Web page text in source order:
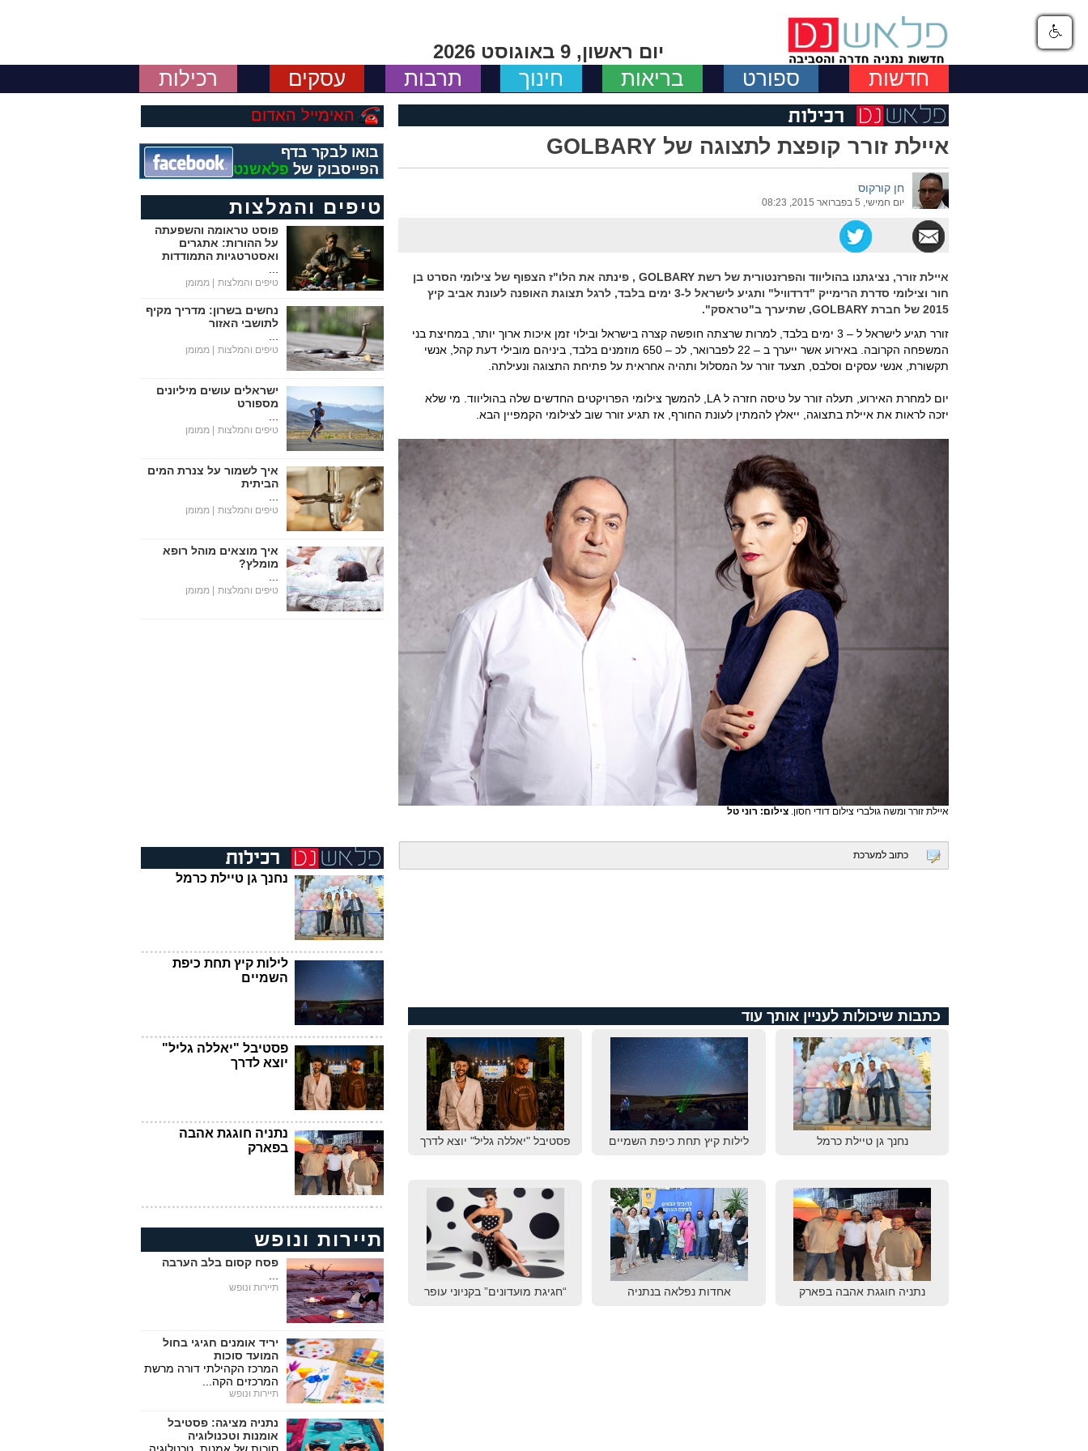
יום ראשון, 9 באוגוסט 2026
חדשות ספורט בריאות חינוך תרבות עסקים רכילות
איילת זורר קופצת לתצוגה של GOLBARY
חן קורקוס
יום חמישי, 5 בפברואר 2015, 08:23
איילת זורר, נציגתנו בהוליווד והפרזנטורית של רשת GOLBARY , פינתה את הלו"ז הצפוף של צילומי הסרט בן
חור וצילומי סדרת הרימייק "דרדוויל" ותגיע לישראל ל-3 ימים בלבד, לרגל תצוגת האופנה לעונת אביב קיץ
2015 של חברת GOLBARY, שתיערך ב"טראסק".
זורר תגיע לישראל ל – 3 ימים בלבד, למרות שרצתה חופשה קצרה בישראל ובילוי זמן איכות ארוך יותר, במחיצת בני
המשפחה הקרובה. באירוע אשר ייערך ב – 22 לפברואר, לכ – 650 מוזמנים בלבד, ביניהם מובילי דעת קהל, אנשי
תקשורת, אנשי עסקים וסלבס, תצעד זורר על המסלול ותהיה אחראית על פתיחת התצוגה ונעילתה.
יום למחרת האירוע, תעלה זורר על טיסה חזרה ל LA, להמשך צילומי הפרויקטים החדשים שלה בהוליווד. מי שלא
יזכה לראות את איילת בתצוגה, ייאלץ להמתין לעונת החורף, אז תגיע זורר שוב לצילומי הקמפיין הבא.
איילת זורר ומשה גולברי צילום דודי חסון. צילום: רוני טל
כתוב למערכת
כתבות שיכולות לעניין אותך עוד
נחנך גן טיילת כרמל לילות קיץ תחת כיפת השמיים פסטיבל "יאללה גליל" יוצא לדרך
נתניה חוגגת אהבה בפארק אחדות נפלאה בנתניה “חגיגת מועדונים” בקניוני עופר
האימייל האדום
בואו לבקר בדף
הפייסבוק של פלאשנט
טיפים והמלצות
פוסט טראומה והשפעתה
על ההורות: אתגרים
ואסטרטגיות התמודדות
טיפים והמלצות | ממומן
נחשים בשרון: מדריך מקיף
לתושבי האזור
טיפים והמלצות | ממומן
ישראלים עושים מיליונים
מספורט
טיפים והמלצות | ממומן
איך לשמור על צנרת המים
הביתית
טיפים והמלצות | ממומן
איך מוצאים מוהל רופא
מומלץ?
טיפים והמלצות | ממומן
נחנך גן טיילת כרמל
לילות קיץ תחת כיפת
השמיים
פסטיבל "יאללה גליל"
יוצא לדרך
נתניה חוגגת אהבה
בפארק
תיירות ונופש
פסח קסום בלב הערבה
תיירות ונופש
יריד אומנים חגיגי בחול
המועד סוכות
המרכז הקהילתי דורה מרשת
המרכזים הקה...
תיירות ונופש
נתניה מציגה: פסטיבל
אומנות וטכנולוגיה